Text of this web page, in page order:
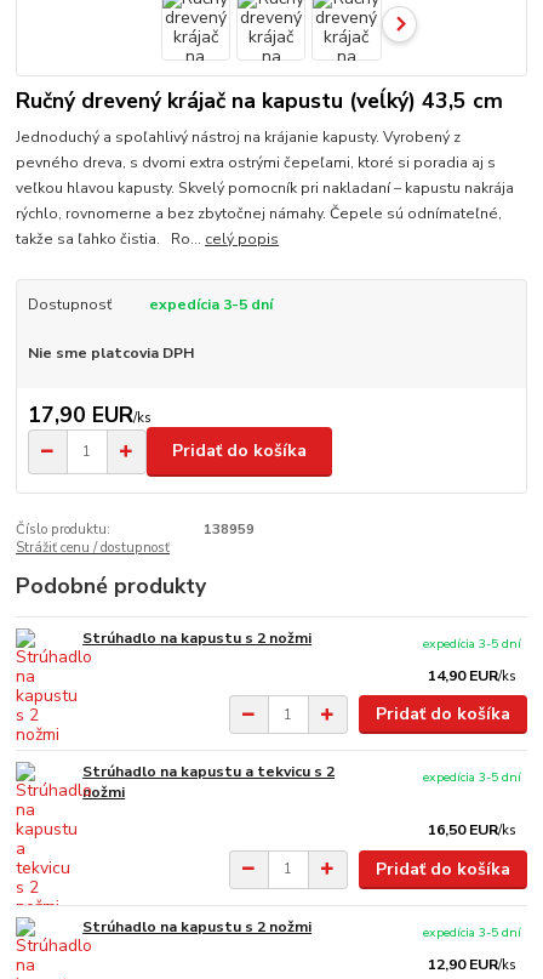
Ručný drevený krájač na kapustu (veĺký) 43,5 cm
Jednoduchý a spoľahlivý nástroj na krájanie kapusty. Vyrobený z
pevného dreva, s dvomi extra ostrými čepeľami, ktoré si poradia aj s
veľkou hlavou kapusty. Skvelý pomocník pri nakladaní – kapustu nakrája
rýchlo, rovnomerne a bez zbytočnej námahy. Čepele sú odnímateľné,
takže sa ľahko čistia. Ro... celý popis
Dostupnosť expedícia 3-5 dní
Nie sme platcovia DPH
17,90 EUR/ks
Pridať do košíka
Číslo produktu:
138959
Strážiť cenu / dostupnosť
Podobné produkty
Strúhadlo na kapustu s 2 nožmi
14,90 EUR/ks
expedícia 3-5 dní
Pridať do košíka
Strúhadlo na kapustu a tekvicu s 2
nožmi
16,50 EUR/ks
expedícia 3-5 dní
Pridať do košíka
Strúhadlo na kapustu s 2 nožmi
12,90 EUR/ks
expedícia 3-5 dní